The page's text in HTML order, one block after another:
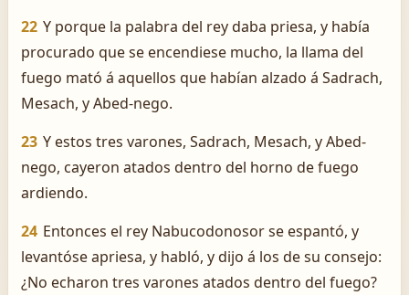
22 Y porque la palabra del rey daba priesa, y había
procurado que se encendiese mucho, la llama del
fuego mató á aquellos que habían alzado á Sadrach,
Mesach, y Abed-nego.
23 Y estos tres varones, Sadrach, Mesach, y Abed-
nego, cayeron atados dentro del horno de fuego
ardiendo.
24 Entonces el rey Nabucodonosor se espantó, y
levantóse apriesa, y habló, y dijo á los de su consejo:
¿No echaron tres varones atados dentro del fuego?